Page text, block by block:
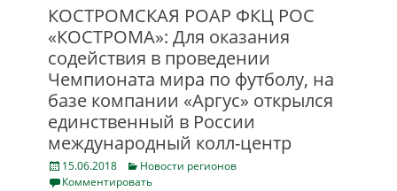
КОСТРОМСКАЯ РОАР ФКЦ РОС
«КОСТРОМА»: Для оказания
содействия в проведении
Чемпионата мира по футболу, на
базе компании «Аргус» открылся
единственный в России
международный колл-центр
Posted
on
15.06.2018 Categories
Новости регионов
Комментировать